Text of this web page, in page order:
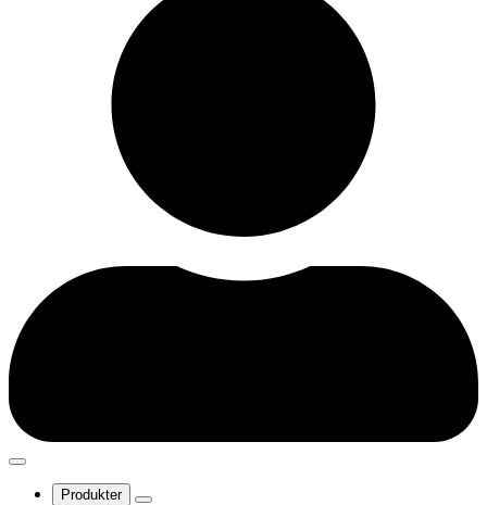
Produkter